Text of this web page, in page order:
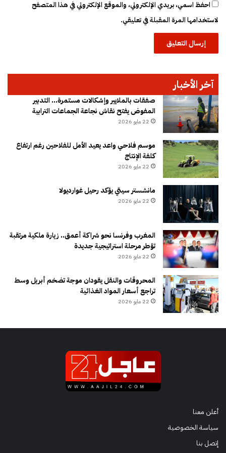
احفظ اسمي، بريدي الإلكتروني، والموقع الإلكتروني في هذا المتصفح
لاستخدامها المرة المقبلة في تعليقي.
آخر الأخبار
صفقات بالملايير وإشكالات مستمرة… التدبير
المفوض يفتح نقاش نجاعة الجماعات الترابية
22 مايو 2026
موسم فلاحي واعد يعيد الأمل للفلاحين رغم ارتفاع
كلفة الإنتاج
22 مايو 2026
مانشستر سيتي يؤكد رحيل غوارديولا
22 مايو 2026
المغرب وفرنسا نحو شراكة أعمق.. زيارة ملكية مرتقبة
تؤطر مرحلة استراتيجية جديدة
22 مايو 2026
المحروقات والنقل يقودان موجة تضخم أبريل وسط
تراجع أسعار المواد الغذائية
22 مايو 2026
أعلن معنا
سياسة الخصوصية
إتصل بنا